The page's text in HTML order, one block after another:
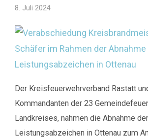
8. Juli 2024
Der Kreisfeuerwehrverband Rastatt
Kommandanten der 23
Landkreises, nahmen die Abnahme der
Leistungsabzeichen in Ottenau zum